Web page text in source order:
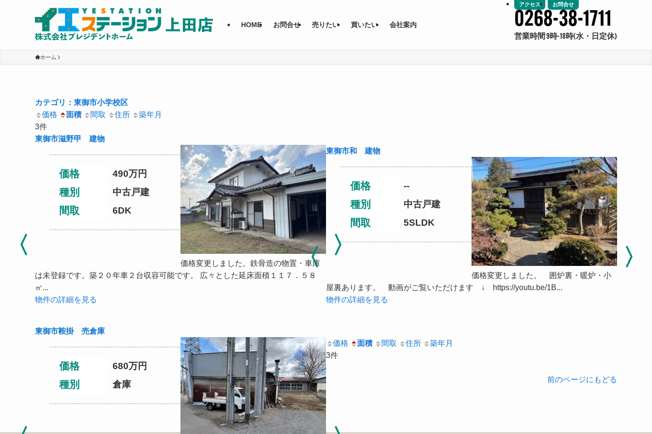
アクセス お問合せ
0268-38-1711
営業時間 9時-18時(水・日定休)
HOME お問合せ 売りたい 買いたい 会社案内
ホーム
カテゴリ：東御市小学校区
価格
面積 間取 住所
築年月
3件
東御市滋野甲 建物
価格 490万円
種別 中古戸建
間取 6DK
価格変更しました。鉄骨造の物置・車庫
は未登録です。築２０年車２台収容可能です。 広々とした延床面積１１７．５８
㎡...
物件の詳細を見る
東御市和 建物
価格 --
種別 中古戸建
間取 5SLDK
価格変更しました。 囲炉裏・暖炉・小
屋裏あります。 動画がご覧いただけます ↓ https://youtu.be/1B...
物件の詳細を見る
東御市鞍掛 売倉庫
価格 680万円
種別 倉庫
価格 面積 間取 住所
築年月
3件
前のページにもどる